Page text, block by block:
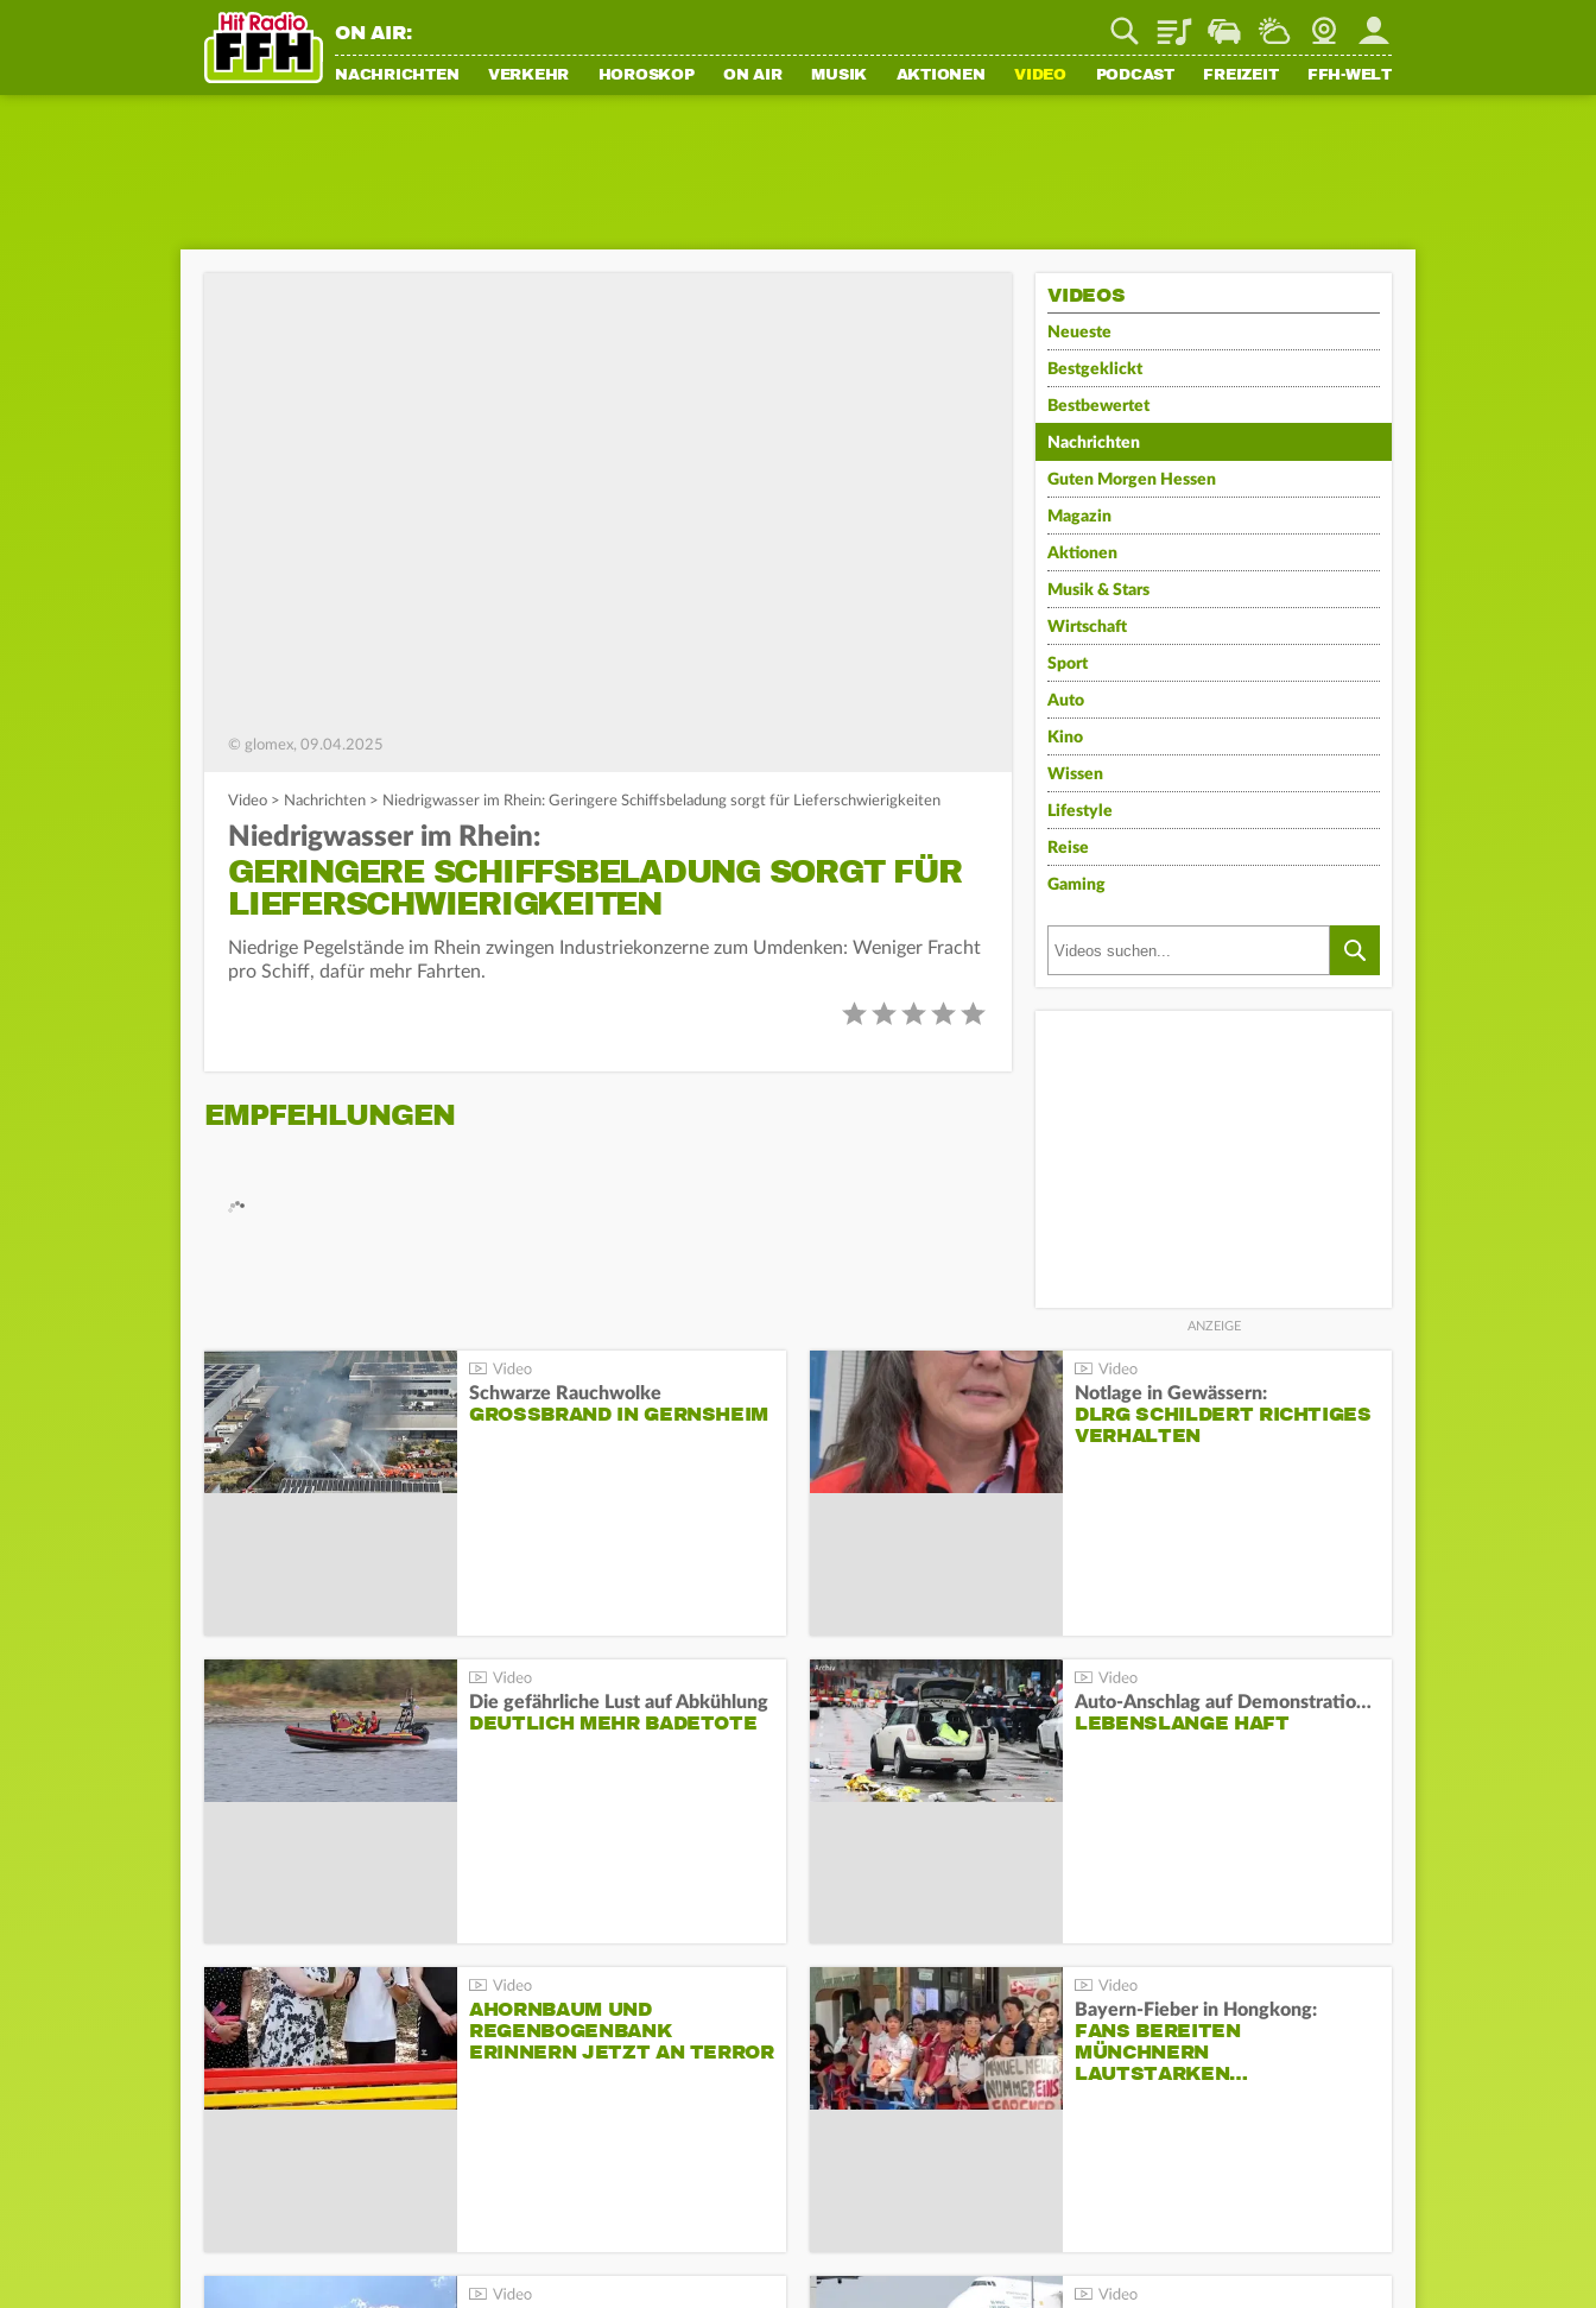
ON AIR: PlaylistStaupilotWetterWebcamMein FFH
NACHRICHTEN VERKEHR HOROSKOP ON AIR MUSIK AKTIONEN VIDEO PODCAST FREIZEIT FFH-WELT
© glomex, 09.04.2025
Video > Nachrichten > Niedrigwasser im Rhein: Geringere Schiffsbeladung sorgt für Lieferschwierigkeiten
Niedrigwasser im Rhein:
GERINGERE SCHIFFSBELADUNG SORGT FÜR
LIEFERSCHWIERIGKEITEN
Niedrige Pegelstände im Rhein zwingen Industriekonzerne zum Umdenken: Weniger Fracht
pro Schiff, dafür mehr Fahrten.
EMPFEHLUNGEN
VIDEOS
Neueste
Bestgeklickt
Bestbewertet
Nachrichten
Guten Morgen Hessen
Magazin
Aktionen
Musik & Stars
Wirtschaft
Sport
Auto
Kino
Wissen
Lifestyle
Reise
Gaming
Schwarze Rauchwolke
GROSSBRAND IN GERNSHEIM
Notlage in Gewässern:
DLRG SCHILDERT RICHTIGES
VERHALTEN
Die gefährliche Lust auf Abkühlung
DEUTLICH MEHR BADETOTE
Auto-Anschlag auf Demonstration in München:
LEBENSLANGE HAFT
AHORNBAUM UND
REGENBOGENBANK
ERINNERN JETZT AN TERROR
Bayern-Fieber in Hongkong:
FANS BEREITEN
MÜNCHNERN
LAUTSTARKEN…